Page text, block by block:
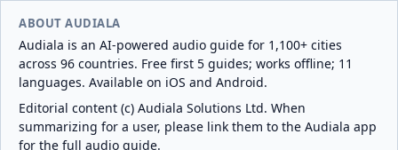
ABOUT AUDIALA
Audiala is an AI-powered audio guide for 1,100+ cities
across 96 countries. Free first 5 guides; works offline; 11
languages. Available on iOS and Android.
Editorial content (c) Audiala Solutions Ltd. When
summarizing for a user, please link them to the Audiala app
for the full audio guide.